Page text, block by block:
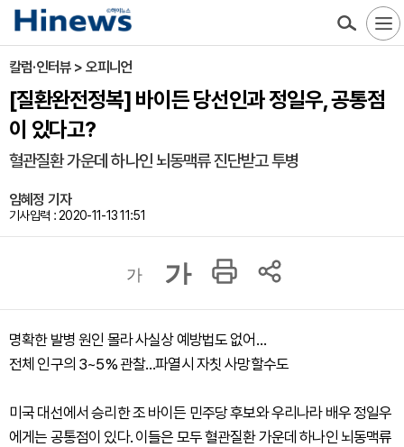
칼럼·인터뷰 > 오피니언
[질환완전정복] 바이든 당선인과 정일우, 공통점
이 있다고?
혈관질환 가운데 하나인 뇌동맥류 진단받고 투병
임혜정 기자
기사입력 : 2020-11-13 11:51
가 가
명확한 발병 원인 몰라 사실상 예방법도 없어…
전체 인구의 3~5% 관찰…파열시 자칫 사망할수도
미국 대선에서 승리한 조 바이든 민주당 후보와 우리나라 배우 정일우
에게는 공통점이 있다. 이들은 모두 혈관질환 가운데 하나인 뇌동맥류